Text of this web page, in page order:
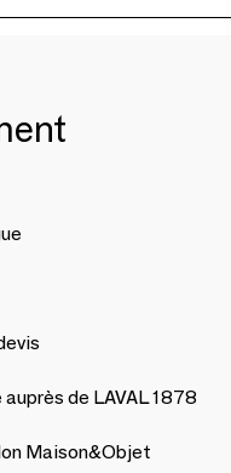
de LAVAL 1878
Maison&Objet